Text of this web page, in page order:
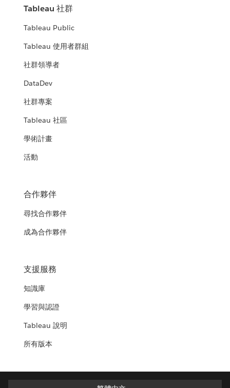
Tableau 社群
Tableau Public
Tableau 使用者群組
社群領導者
DataDev
社群專案
Tableau 社區
學術計畫
活動
合作夥伴
尋找合作夥伴
成為合作夥伴
支援服務
知識庫
學習與認證
Tableau 說明
所有版本